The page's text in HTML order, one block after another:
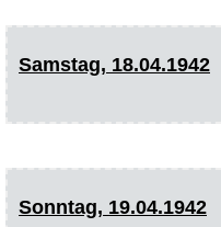
Samstag, 18.04.1942
Sonntag, 19.04.1942